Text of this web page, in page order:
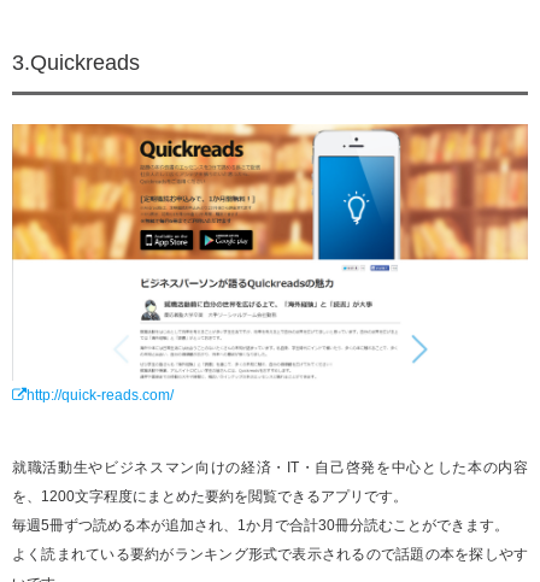
3.Quickreads
http://quick-reads.com/
就職活動生やビジネスマン向けの経済・IT・自己啓発を中心とした本の内容
を、1200文字程度にまとめた要約を閲覧できるアプリです。
毎週5冊ずつ読める本が追加され、1か月で合計30冊分読むことができます。
よく読まれている要約がランキング形式で表示されるので話題の本を探しやす